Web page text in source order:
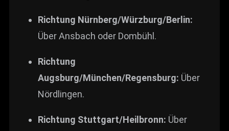
Richtung Nürnberg/Würzburg/Berlin:
Über Ansbach oder Dombühl.
Richtung
Augsburg/München/Regensburg: Über
Nördlingen.
Richtung Stuttgart/Heilbronn: Über